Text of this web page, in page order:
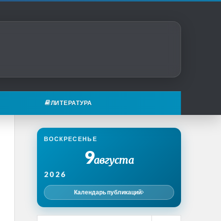
ЛИТЕРАТУРА
ВОСКРЕСЕНЬЕ
9августа
2026
Календарь публикаций